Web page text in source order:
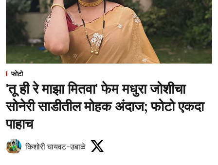
फोटो
'तू ही रे माझा मितवा' फेम मधुरा जोशीचा
सोनेरी साडीतील मोहक अंदाज; फोटो एकदा
पाहाच
किशोरी घायवट-उबाळे